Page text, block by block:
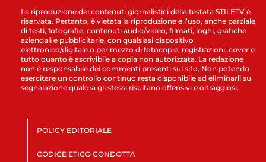
La riproduzione dei contenuti giornalistici della testata STILETV è
riservata. Pertanto, è vietata la riproduzione e l’uso, anche parziale,
di testi, fotografie, contenuti audio/video, filmati, loghi, grafiche
aziendali e pubblicitarie, con qualsiasi dispositivo
elettronico/digitale o per mezzo di fotocopie, registrazioni, cover e
tutto quanto è ascrivibile a copia non autorizzata. La redazione
non è responsabile dei commenti presenti sul sito. Non potendo
esercitare un controllo continuo resta disponibile ad eliminarli su
segnalazione qualora gli stessi risultano offensivi e oltraggiosi.
POLICY EDITORIALE
CODICE ETICO CONDOTTA